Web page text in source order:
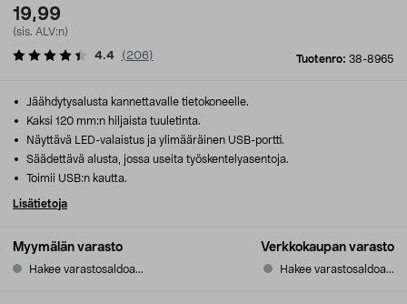
19,99
(sis. ALV:n)
Tuotenro: 38-8965
4.4 ( 206)
Myymälän varasto
Hakee varastosaldoa...
Verkkokaupan varasto
Hakee varastosaldoa...
Jäähdytysalusta kannettavalle tietokoneelle.
Kaksi 120 mm:n hiljaista tuuletinta.
Näyttävä LED-valaistus ja ylimääräinen USB-portti.
Säädettävä alusta, jossa useita työskentelyasentoja.
Toimii USB:n kautta.
Lisätietoja